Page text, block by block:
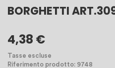
BORGHETTI
4,38 €
Tasse escluse
Riferimento prodotto: 9748